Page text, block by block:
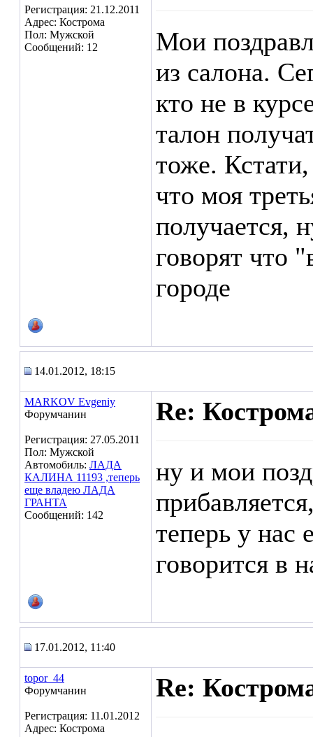
Регистрация: 21.12.2011
Адрес: Кострома
Пол: Мужской
Сообщений: 12
Мои
из салона.
кто не в
талон
тоже.
что моя
получается,
говорят что
городе
14.01.2012, 18:15
MARKOV Evgeniy
Форумчанин
Регистрация: 27.05.2011
Пол: Мужской
Автомобиль: ЛАДА
КАЛИНА 11193 ,теперь
еще владею ЛАДА
ГРАНТА
Сообщений: 142
Re:
ну и мои
теперь у нас
говорится в
17.01.2012, 11:40
topor_44
Форумчанин
Регистрация: 11.01.2012
Адрес: Кострома
Re: